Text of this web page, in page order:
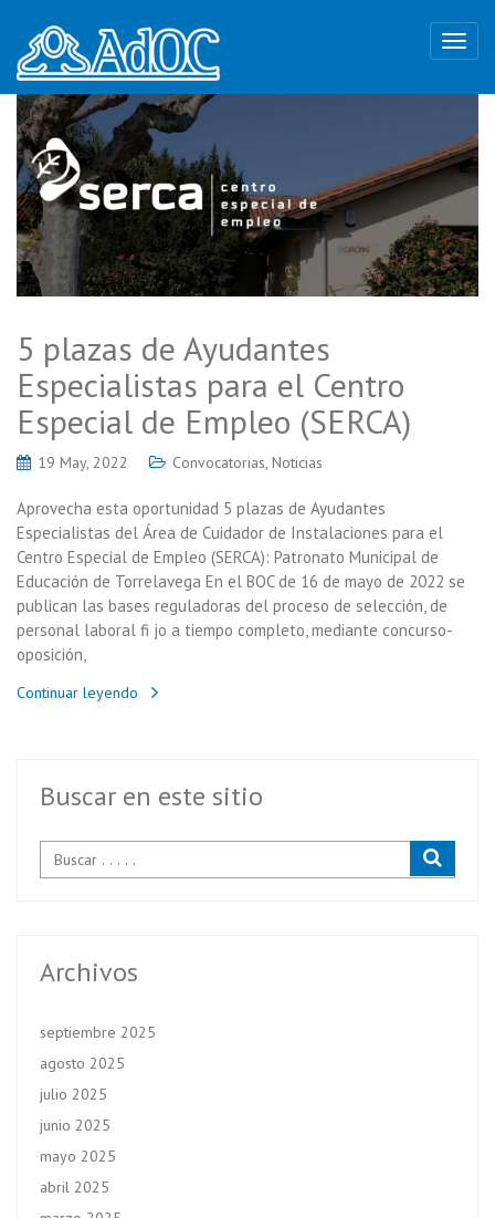
5 plazas de Ayudantes
Especialistas para el Centro
Especial de Empleo (SERCA)
19 May, 2022 Convocatorias, Noticias
Aprovecha esta oportunidad 5 plazas de Ayudantes
Especialistas del Área de Cuidador de Instalaciones para el
Centro Especial de Empleo (SERCA): Patronato Municipal de
Educación de Torrelavega En el BOC de 16 de mayo de 2022 se
publican las bases reguladoras del proceso de selección, de
personal laboral fi jo a tiempo completo, mediante concurso-
oposición,
Continuar leyendo
Buscar en este sitio
Archivos
septiembre 2025
agosto 2025
julio 2025
junio 2025
mayo 2025
abril 2025